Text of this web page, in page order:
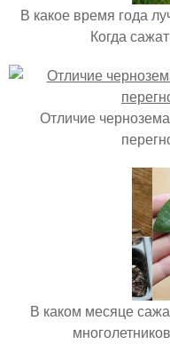
В какое время года
Когда
Отличие
В каком месяце